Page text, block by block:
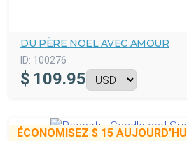
DU PÈRE NOËL AVEC AMOUR
ID: 100276
$ 109.95
ÉCONOMISEZ $ 15 AUJOURD’HUI